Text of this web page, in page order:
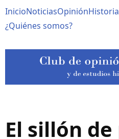
al
contenido
Navegación
principal
InicioNoticiasOpiniónHistoria
¿Quiénes somos?
El sillón